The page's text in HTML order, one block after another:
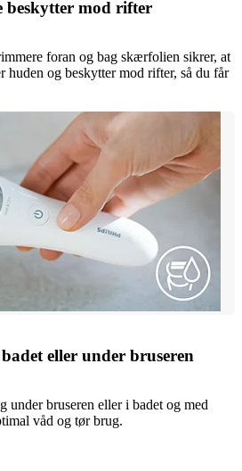
beskytter mod rifter
foran og bag skærfolien sikrer, at
huden og beskytter mod rifter, så du får
eller under bruseren
under bruseren eller i badet og med
våd og tør brug.